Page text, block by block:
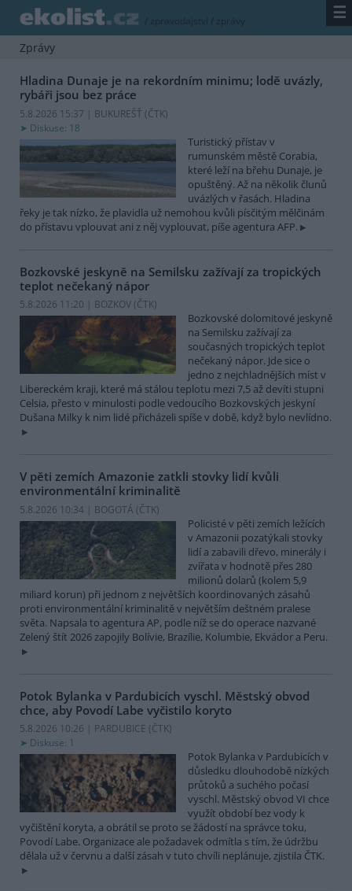
/ zpravodajství / zprávy ☰
Zprávy
Hladina Dunaje je na rekordním minimu; lodě uvázly,
rybáři jsou bez práce
5.8.2026 15:37 | BUKUREŠŤ (ČTK)
Diskuse: 18
Turistický přístav v
rumunském městě Corabia,
které leží na břehu Dunaje, je
opuštěný. Až na několik člunů
uvázlých v řasách. Hladina
řeky je tak nízko, že plavidla už nemohou kvůli písčitým mělčinám
do přístavu vplouvat ani z něj vyplouvat, píše agentura AFP.
Bozkovské jeskyně na Semilsku zažívají za tropických
teplot nečekaný nápor
5.8.2026 11:20 | BOZKOV (ČTK)
Bozkovské dolomitové jeskyně
na Semilsku zažívají za
současných tropických teplot
nečekaný nápor. Jde sice o
jedno z nejchladnějších míst v
Libereckém kraji, které má stálou teplotu mezi 7,5 až devíti stupni
Celsia, přesto v minulosti podle vedoucího Bozkovských jeskyní
Dušana Milky k nim lidé přicházeli spíše v době, když bylo nevlídno.
V pěti zemích Amazonie zatkli stovky lidí kvůli
environmentální kriminalitě
5.8.2026 10:34 | BOGOTÁ (ČTK)
Policisté v pěti zemích ležících
v Amazonii pozatýkali stovky
lidí a zabavili dřevo, minerály i
zvířata v hodnotě přes 280
milionů dolarů (kolem 5,9
miliard korun) při jednom z největších koordinovaných zásahů
proti environmentální kriminalitě v největším deštném pralese
světa. Napsala to agentura AP, podle níž se do operace nazvané
Zelený štít 2026 zapojily Bolívie, Brazílie, Kolumbie, Ekvádor a Peru.
Potok Bylanka v Pardubicích vyschl. Městský obvod
chce, aby Povodí Labe vyčistilo koryto
5.8.2026 10:26 | PARDUBICE (ČTK)
Diskuse: 1
Potok Bylanka v Pardubicích v
důsledku dlouhodobě nízkých
průtoků a suchého počasí
vyschl. Městský obvod VI chce
využít období bez vody k
vyčištění koryta, a obrátil se proto se žádostí na správce toku,
Povodí Labe. Organizace ale požadavek odmítla s tím, že údržbu
dělala už v červnu a další zásah v tuto chvíli neplánuje, zjistila ČTK.